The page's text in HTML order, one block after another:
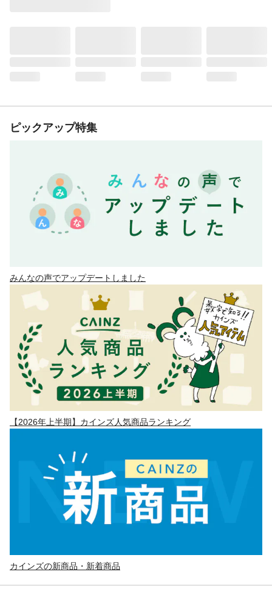
ピックアップ特集
みんなの声でアップデートしました
【2026年上半期】カインズ人気商品ランキング
カインズの新商品・新着商品